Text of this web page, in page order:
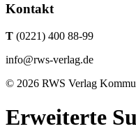
Kontakt
T (0221) 400 88-99
info@rws-verlag.de
© 2026 RWS Verlag
Erweiterte